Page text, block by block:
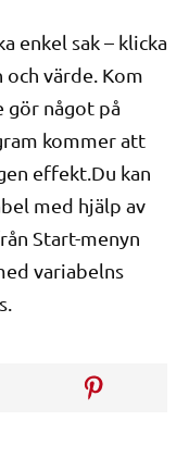
enkel sak – klicka
och värde. Kom
gör något på
kommer att
effekt.Du kan
med hjälp av
Start-menyn
variabelns